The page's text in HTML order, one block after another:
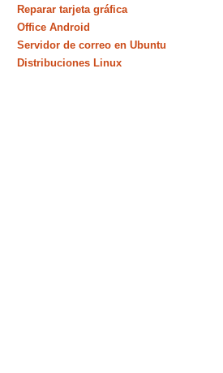
Reparar tarjeta gráfica
Office Android
Servidor de correo en Ubuntu
Distribuciones Linux